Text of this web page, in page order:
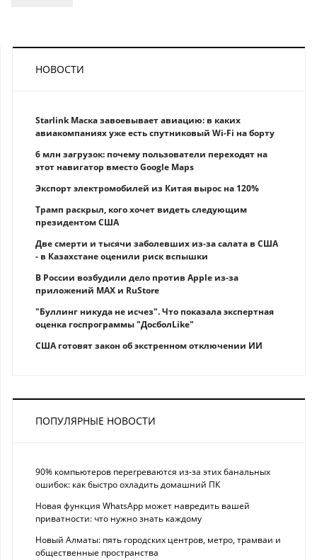
НОВОСТИ
Starlink Маска завоевывает авиацию: в каких
авиакомпаниях уже есть спутниковый Wi-Fi на борту
6 млн загрузок: почему пользователи переходят на
этот навигатор вместо Google Maps
Экспорт электромобилей из Китая вырос на 120%
Трамп раскрыл, кого хочет видеть следующим
президентом США
Две смерти и тысячи заболевших из-за салата в США
- в Казахстане оценили риск вспышки
В России возбудили дело против Apple из-за
приложений MAX и RuStore
"Буллинг никуда не исчез". Что показала экспертная
оценка госпрограммы "ДосболLike"
США готовят закон об экстренном отключении ИИ
ПОПУЛЯРНЫЕ НОВОСТИ
90% компьютеров перегреваются из-за этих банальных
ошибок: как быстро охладить домашний ПК
Новая функция WhatsApp может навредить вашей
приватности: что нужно знать каждому
Новый Алматы: пять городских центров, метро, трамваи и
общественные пространства